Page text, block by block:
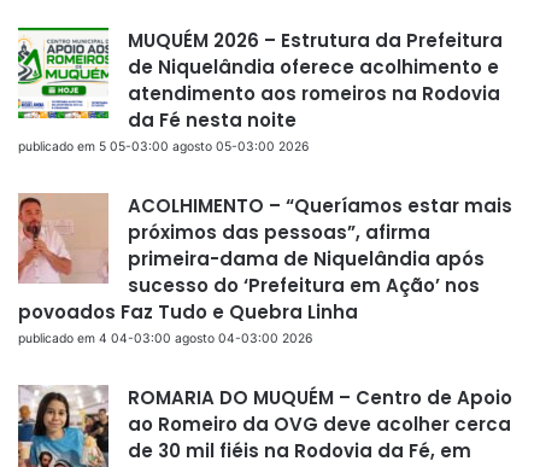
MUQUÉM 2026 – Estrutura da Prefeitura
de Niquelândia oferece acolhimento e
atendimento aos romeiros na Rodovia
da Fé nesta noite
publicado em 5 05-03:00 agosto 05-03:00 2026
ACOLHIMENTO – “Queríamos estar mais
próximos das pessoas”, afirma
primeira-dama de Niquelândia após
sucesso do ‘Prefeitura em Ação’ nos
povoados Faz Tudo e Quebra Linha
publicado em 4 04-03:00 agosto 04-03:00 2026
ROMARIA DO MUQUÉM – Centro de Apoio
ao Romeiro da OVG deve acolher cerca
de 30 mil fiéis na Rodovia da Fé, em